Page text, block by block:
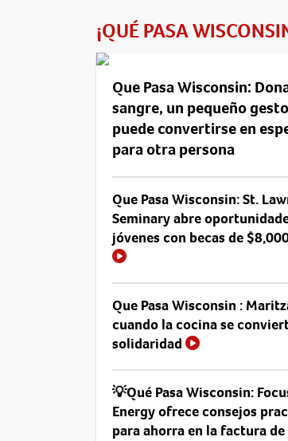
¡QUÉ PASA
Que Pasa Wisconsin:
sangre, un pequeño
puede convertirse en
para otra persona
Que Pasa Wisconsin: St.
Seminary abre
jóvenes con becas de
Que Pasa Wisconsin :
cuando la cocina se
solidaridad
💡Qué Pasa Wisconsin:
Energy ofrece consejos
para ahorra en la factura